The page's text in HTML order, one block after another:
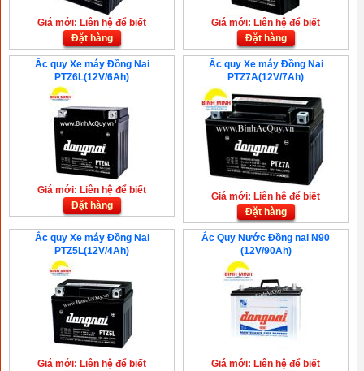
Giá mới: Liên hệ để biết
Đặt hàng
Giá mới: Liên hệ để biết
Đặt hàng
Ắc quy Xe máy Đồng Nai
PTZ6L(12V/6Ah)
Giá mới: Liên hệ để biết
Đặt hàng
Ắc quy Xe máy Đồng Nai
PTZ7A(12V/7Ah)
Giá mới: Liên hệ để biết
Đặt hàng
Ắc quy Xe máy Đồng Nai
PTZ5L(12V/4Ah)
Giá mới: Liên hệ để biết
Ắc Quy Nước Đồng nai N90
(12V/90Ah)
Giá mới: Liên hệ để biết